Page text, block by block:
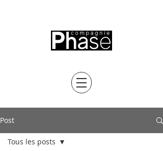
Post
Tous les posts